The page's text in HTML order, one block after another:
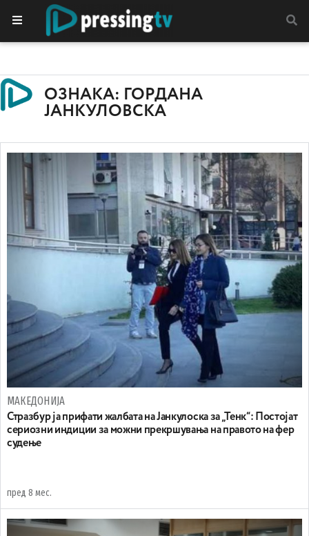
ОЗНАКА: ГОРДАНА
ЈАНКУЛОВСКА
МАКЕДОНИЈА
Стразбур ја прифати жалбата на Јанкулоска за „Тенк“: Постојат
сериозни индиции за можни прекршувања на правото на фер
судење
пред 8 мес.